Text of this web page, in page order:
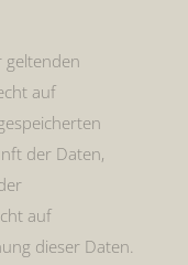
geltenden
auf
der Daten,
auf
dieser Daten.